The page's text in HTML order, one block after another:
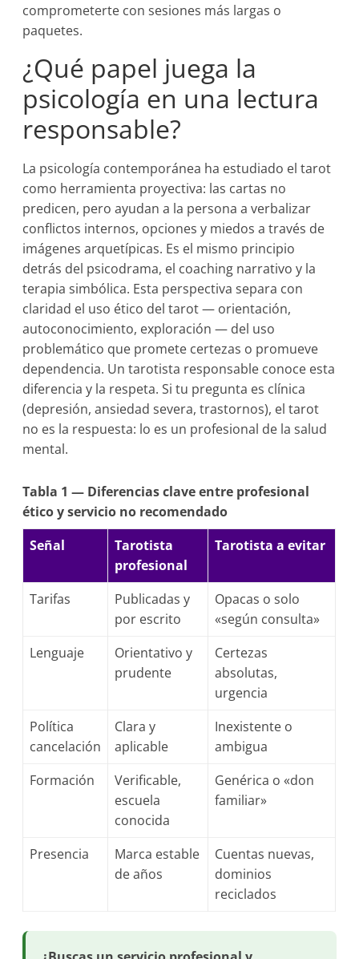
comprometerte con sesiones más largas o
paquetes.
¿Qué papel juega la
psicología en una lectura
responsable?
La psicología contemporánea ha estudiado el tarot
como herramienta proyectiva: las cartas no
predicen, pero ayudan a la persona a verbalizar
conflictos internos, opciones y miedos a través de
imágenes arquetípicas. Es el mismo principio
detrás del psicodrama, el coaching narrativo y la
terapia simbólica. Esta perspectiva separa con
claridad el uso ético del tarot — orientación,
autoconocimiento, exploración — del uso
problemático que promete certezas o promueve
dependencia. Un tarotista responsable conoce esta
diferencia y la respeta. Si tu pregunta es clínica
(depresión, ansiedad severa, trastornos), el tarot
no es la respuesta: lo es un profesional de la salud
mental.
Tabla 1 — Diferencias clave entre profesional
ético y servicio no recomendado
Señal
Tarotista
profesional
Tarotista a evitar
Tarifas
Publicadas y
por escrito
Opacas o solo
«según consulta»
Lenguaje
Orientativo y
prudente
Certezas
absolutas,
urgencia
Política
cancelación
Clara y
aplicable
Inexistente o
ambigua
Formación
Verificable,
escuela
conocida
Genérica o «don
familiar»
Presencia
Marca estable
de años
Cuentas nuevas,
dominios
reciclados